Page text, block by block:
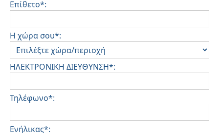
Επίθετο*:
Η χώρα σου*:
ΗΛΕΚΤΡΟΝΙΚΗ ΔΙΕΥΘΥΝΣΗ*:
Τηλέφωνο*:
Ενήλικας*: